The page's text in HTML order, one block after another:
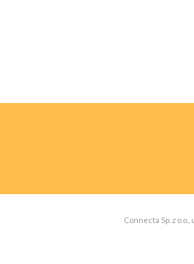
Connecta Sp. z